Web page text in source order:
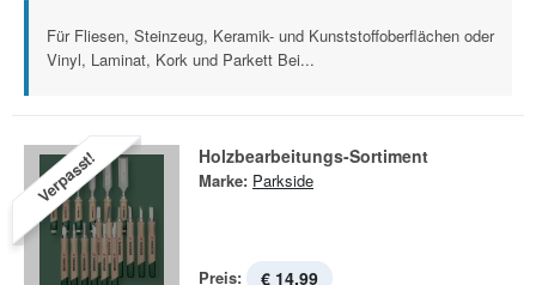
Für Fliesen, Steinzeug, Keramik- und Kunststoffoberflächen oder
Vinyl, Laminat, Kork und Parkett Bei...
Verpasst! Holzbearbeitungs-Sortiment
Marke: Parkside
Preis: € 14,99